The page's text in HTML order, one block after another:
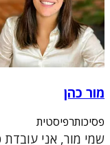
מור כהן
פסיכותרפיסטית